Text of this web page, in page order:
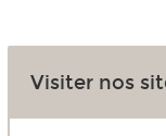
Visiter nos